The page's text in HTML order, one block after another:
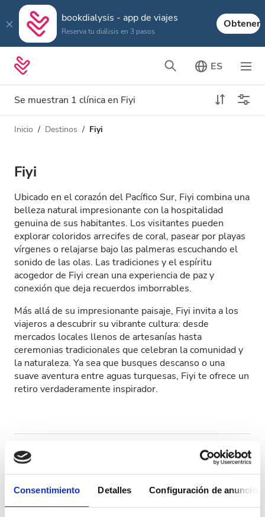
Consentimiento Detalles Configuración de anuncios
bookdialysis - app de viajes
Reserva tu diálisis en 3 pasos
Obtener
ES
Se muestran 1 clínica en Fiyi
Tipo de diálisis
Todas las diálisis
Diálisis HDF
Acepta
Pacientes con VIH
Pacientes con hepatitis B
Pacientes con hepatitis C
TSE
GHIC
WiFi gratuito
Pantallas de televisión
Distancia
Precio
Inicio Destinos Fiyi
Fiyi
Ubicado en el corazón del Pacífico Sur, Fiyi combina una
belleza natural impresionante con la hospitalidad
genuina de sus habitantes. Los visitantes pueden
explorar coloridos arrecifes de coral, pasear por playas
vírgenes o relajarse bajo las palmeras escuchando el
sonido de las olas. Las tradiciones y el espíritu
acogedor de Fiyi crean una experiencia de paz y
conexión que deja recuerdos imborrables.
Más allá de su impresionante paisaje, Fiyi invita a los
viajeros a descubrir su vibrante cultura: desde
mercados locales llenos de artesanías hasta
ceremonias tradicionales que celebran la comunidad y
la naturaleza. Ya sea que busques descanso o una
suave aventura entre aguas turquesas, Fiyi te ofrece un
retiro verdaderamente inspirador.